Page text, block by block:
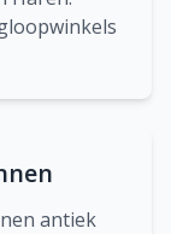
antiek